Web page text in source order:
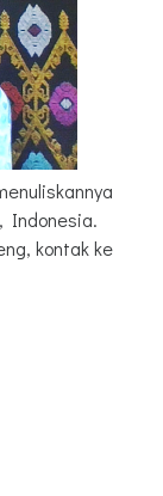
Indonesia.
kontak ke